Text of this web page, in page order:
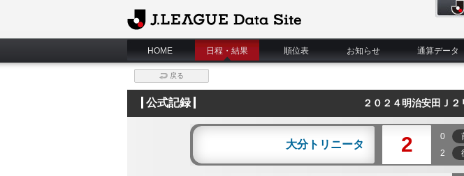
J.League Data Site
HOME 日程・結果 順位表 お知らせ 通算データ
戻る
公式記録 ２０２４明治安田Ｊ
大分トリニータ 2 0
2